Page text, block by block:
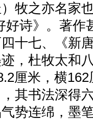
牧之亦名家
好诗》。著
十七、《新
迹，杜牧太和
厘米，横
其书法深得
势连绵，墨